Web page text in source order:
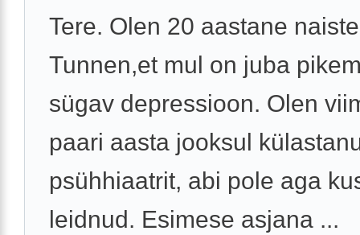
Tere. Olen 20 aastane
Tunnen,et mul on juba
sügav depressioon. Olen
paari aasta jooksul
psühhiaatrit, abi pole aga
leidnud. Esimese asjana ...